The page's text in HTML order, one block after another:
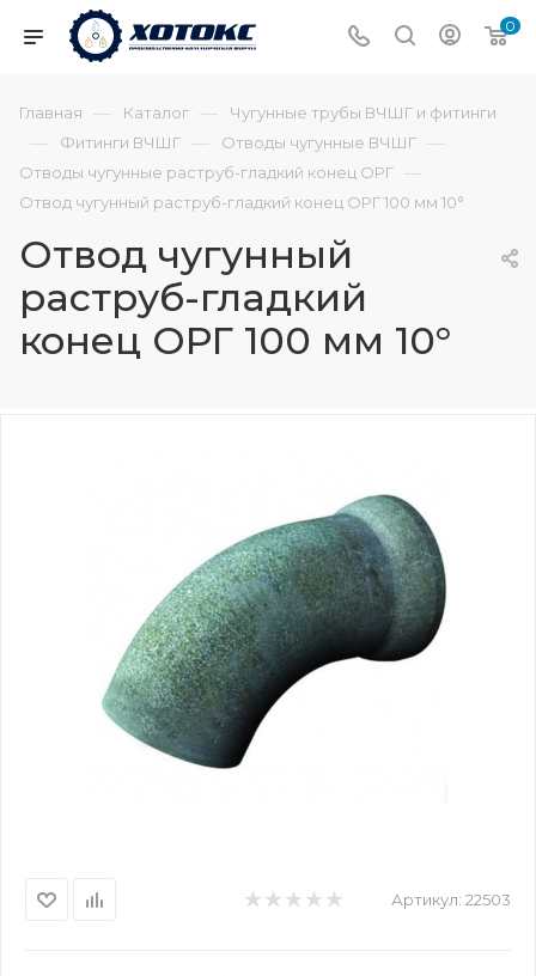
0
Главная — Каталог — Чугунные трубы ВЧШГ и фитинги
— Фитинги ВЧШГ — Отводы чугунные ВЧШГ —
Отводы чугунные раструб-гладкий конец ОРГ —
Отвод чугунный раструб-гладкий конец ОРГ 100 мм 10°
Отвод чугунный
раструб-гладкий
конец ОРГ 100 мм 10°
Артикул: 22503